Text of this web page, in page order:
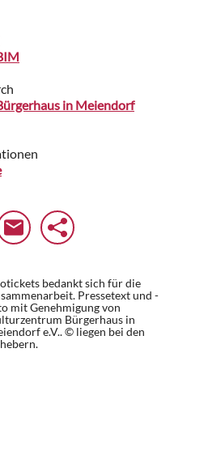
in Meiendorf
bedankt sich für die
Pressetext und -
mit Genehmigung von
Bürgerhaus in
e.V.. © liegen bei den